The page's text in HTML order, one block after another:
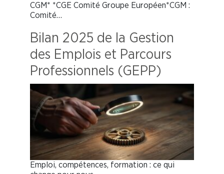
CGM* *CGE Comité Groupe Européen*CGM :
Comité…
Bilan 2025 de la Gestion
des Emplois et Parcours
Professionnels (GEPP)
Emploi, compétences, formation : ce qui